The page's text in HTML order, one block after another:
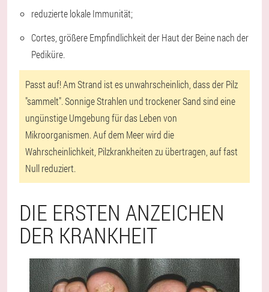
reduzierte lokale Immunität;
Cortes, größere Empfindlichkeit der Haut der Beine nach der
Pediküre.
Passt auf!Am Strand ist es unwahrscheinlich, dass der Pilz
"sammelt". Sonnige Strahlen und trockener Sand sind eine
ungünstige Umgebung für das Leben von
Mikroorganismen. Auf dem Meer wird die
Wahrscheinlichkeit, Pilzkrankheiten zu übertragen, auf fast
Null reduziert.
DIE ERSTEN ANZEICHEN
DER KRANKHEIT